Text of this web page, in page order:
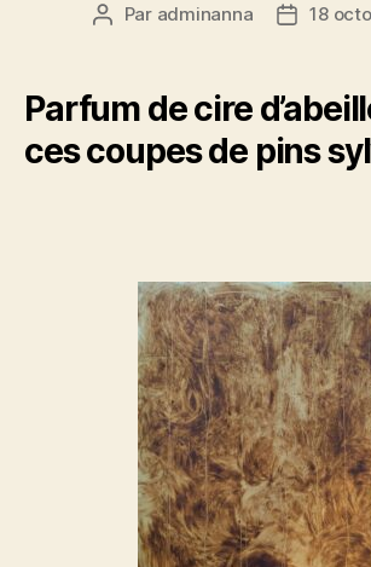
Auteur
Par adminanna
Date
18
Parfum de cire
ces coupes de pins